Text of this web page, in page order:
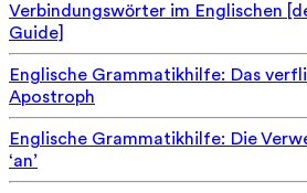
Verbindungswörter im Englischen
Guide]
Englische Grammatikhilfe: Das
Apostroph
Englische Grammatikhilfe: Die
‘an’